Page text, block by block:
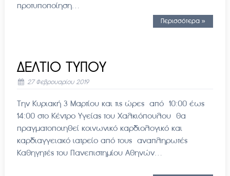
προτυποποίηση…
Περισσότερα »
ΔΕΛΤΙΟ ΤΥΠΟΥ
27 Φεβρουαρίου 2019
Την Κυριακή 3 Μαρτίου και τις ώρες από 10:00 έως
14:00 στο Κέντρο Υγείας του Χαλκιόπουλου θα
πραγματοποιηθεί κοινωνικό καρδιολογικό και
καρδιαγγειακό ιατρείο από τους αναπληρωτές
Καθηγητές του Πανεπιστημίου Αθηνών…